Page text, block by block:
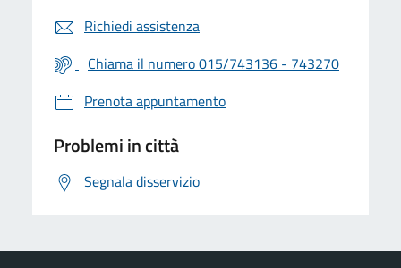
Richiedi assistenza
Chiama il numero 015/743136 - 743270
Prenota appuntamento
Problemi in città
Segnala disservizio